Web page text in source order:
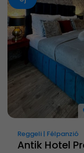
Reggeli | Félpanzió
Antik Hotel